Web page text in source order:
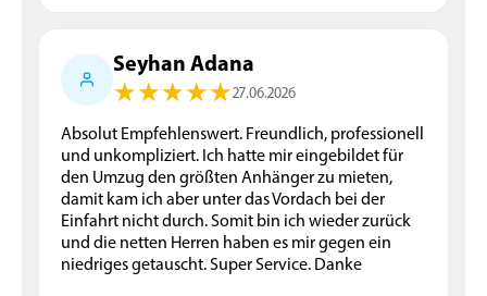
Seyhan Adana
★
★★
★★
★★
★★
★27.06.2026
Absolut Empfehlenswert. Freundlich, professionell
und unkompliziert. Ich hatte mir eingebildet für
den Umzug den größten Anhänger zu mieten,
damit kam ich aber unter das Vordach bei der
Einfahrt nicht durch. Somit bin ich wieder zurück
und die netten Herren haben es mir gegen ein
niedriges getauscht. Super Service. Danke